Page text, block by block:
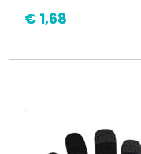
€ 1,68